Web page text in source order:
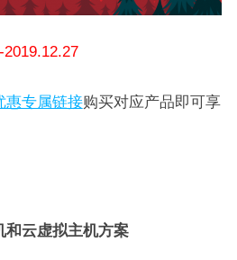
2019.12.27
惠专属链接购买对应产品即可享
云虚拟主机方案